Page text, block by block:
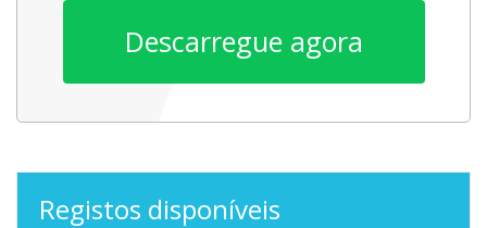
Descarregue agora
Registos disponíveis